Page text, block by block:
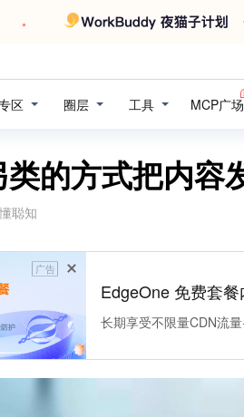
区 圈层 工具 MCP广场
的方式把内容
聪知
广告
EdgeOne 免费套餐
长期享受不限量CDN流